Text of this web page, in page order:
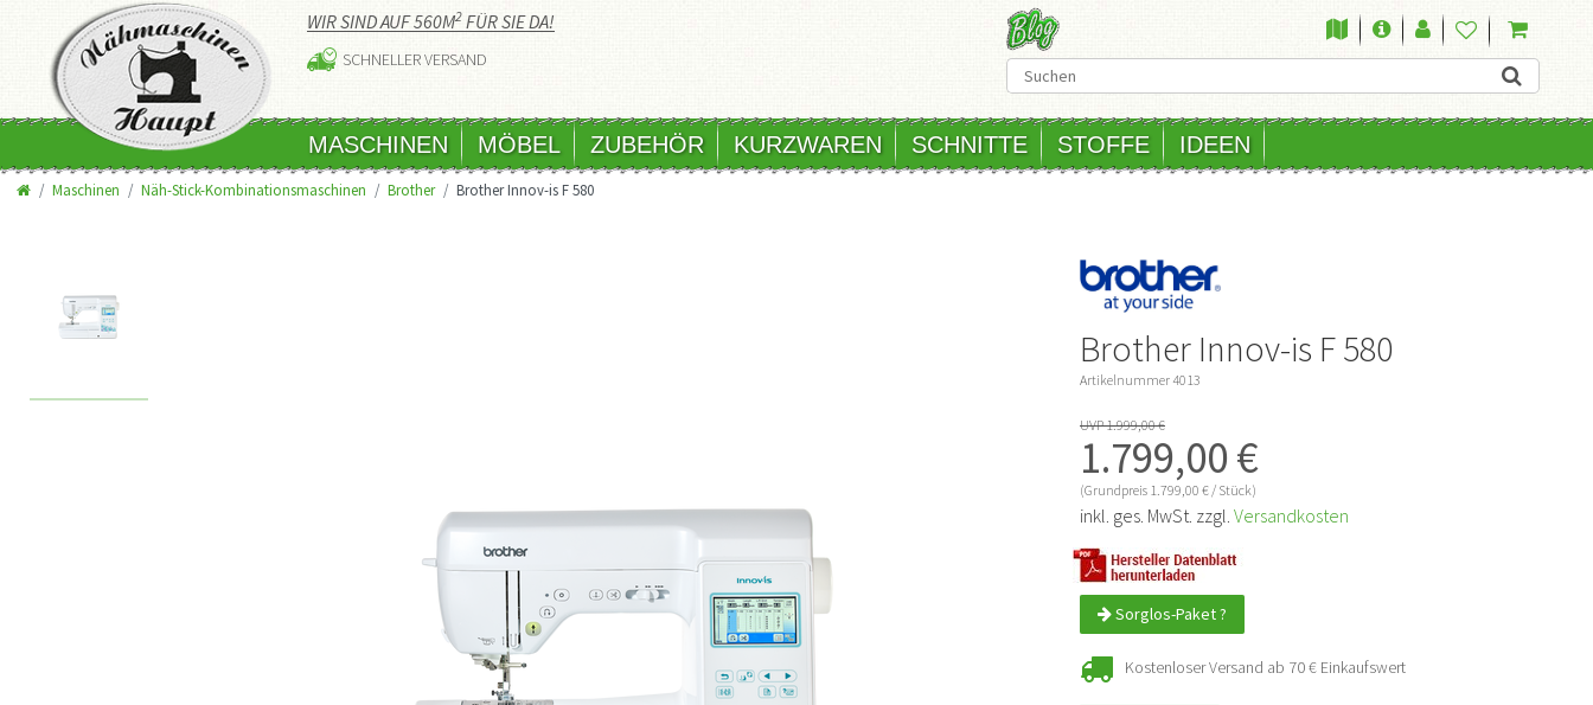
WIR SIND AUF 560M2 FÜR SIE DA!
SCHNELLER VERSAND
MASCHINEN MÖBEL ZUBEHÖR KURZWAREN SCHNITTE STOFFE IDEEN
Maschinen Näh-Stick-Kombinationsmaschinen Brother Brother Innov-is F 580
Brother Innov-is F 580
Artikelnummer 4013
UVP 1.999,00 €
1.799,00 €
(Grundpreis 1.799,00 € / Stück)
inkl. ges. MwSt. zzgl. Versandkosten
Sorglos-Paket ?
Kostenloser Versand ab 70 € Einkaufswert